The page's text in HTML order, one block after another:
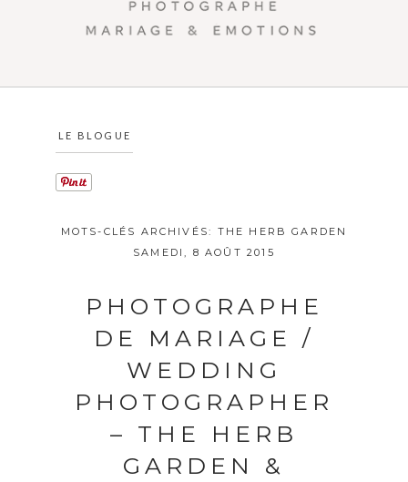
LE BLOGUE
MOTS-CLÉS ARCHIVÉS: THE HERB GARDEN
SAMEDI, 8 AOÛT 2015
PHOTOGRAPHE
DE MARIAGE /
WEDDING
PHOTOGRAPHER
– THE HERB
GARDEN &